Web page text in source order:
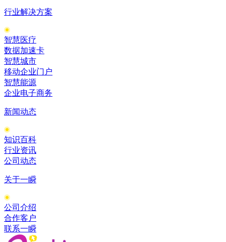
行业解决方案
智慧医疗
数据加速卡
智慧城市
移动企业门户
智慧能源
企业电子商务
新闻动态
知识百科
行业资讯
公司动态
关于一瞬
公司介绍
合作客户
联系一瞬